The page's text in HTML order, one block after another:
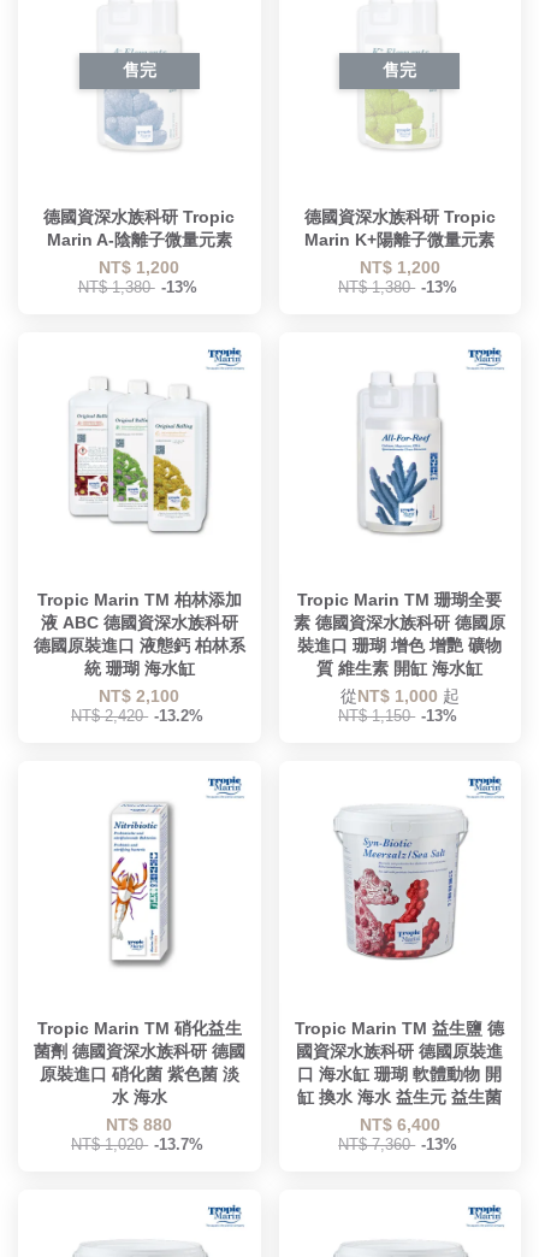
售完
德國資深水族科研 Tropic
Marin A-陰離子微量元素
NT$ 1,200
NT$ 1,380 -13%
售完
德國資深水族科研 Tropic
Marin K+陽離子微量元素
NT$ 1,200
NT$ 1,380 -13%
Tropic Marin TM 柏林添加
液 ABC 德國資深水族科研
德國原裝進口 液態鈣 柏林系
統 珊瑚 海水缸
NT$ 2,100
NT$ 2,420 -13.2%
Tropic Marin TM 珊瑚全要
素 德國資深水族科研 德國原
裝進口 珊瑚 增色 增艷 礦物
質 維生素 開缸 海水缸
從NT$ 1,000 起
NT$ 1,150 -13%
Tropic Marin TM 硝化益生
菌劑 德國資深水族科研 德國
原裝進口 硝化菌 紫色菌 淡
水 海水
NT$ 880
NT$ 1,020 -13.7%
Tropic Marin TM 益生鹽 德
國資深水族科研 德國原裝進
口 海水缸 珊瑚 軟體動物 開
缸 換水 海水 益生元 益生菌
NT$ 6,400
NT$ 7,360 -13%